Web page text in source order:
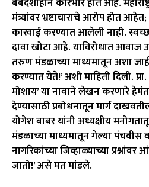
मंत्र्यांवर भ्रष्टाचाराचे आरोप होत
कारवाई करण्यात आलेली नाही.
दावा खोटा आहे. याविरोधात आवाज
तरुण मंडळाच्या माध्यमातून अशा
करण्यात येते!’ अशी माहिती दिली.
मोशाय’ या नावाने लेखन करणारे
देण्यासाठी प्रबोधनातून मार्ग
योगेश बाबर यांनी अध्यक्षीय
मंडळाच्या माध्यमातून गेल्या पंचवीस
नागरिकांच्या जिव्हाळ्याच्या
जातो!’ असे मत मांडले.